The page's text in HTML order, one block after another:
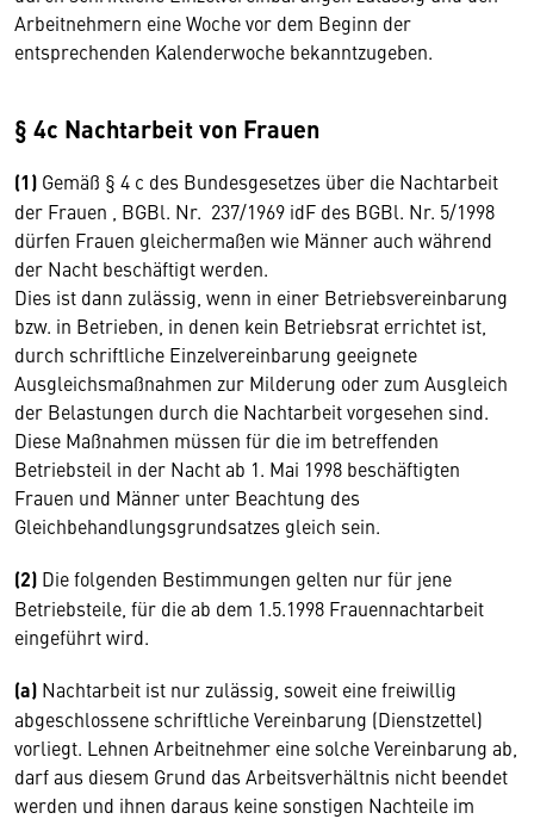
Arbeitnehmern eine Woche vor dem Beginn der
entsprechenden Kalenderwoche bekanntzugeben.
§ 4c Nachtarbeit von Frauen
(1) Gemäß § 4 c des Bundesgesetzes über die Nachtarbeit
der Frauen , BGBl. Nr. 237/1969 idF des BGBl. Nr. 5/1998
dürfen Frauen gleichermaßen wie Männer auch während
der Nacht beschäftigt werden.
Dies ist dann zulässig, wenn in einer Betriebsvereinbarung
bzw. in Betrieben, in denen kein Betriebsrat errichtet ist,
durch schriftliche Einzelvereinbarung geeignete
Ausgleichsmaßnahmen zur Milderung oder zum Ausgleich
der Belastungen durch die Nachtarbeit vorgesehen sind.
Diese Maßnahmen müssen für die im betreffenden
Betriebsteil in der Nacht ab 1. Mai 1998 beschäftigten
Frauen und Männer unter Beachtung des
Gleichbehandlungsgrundsatzes gleich sein.
(2) Die folgenden Bestimmungen gelten nur für jene
Betriebsteile, für die ab dem 1.5.1998 Frauennachtarbeit
eingeführt wird.
(a) Nachtarbeit ist nur zulässig, soweit eine freiwillig
abgeschlossene schriftliche Vereinbarung (Dienstzettel)
vorliegt. Lehnen Arbeitnehmer eine solche Vereinbarung ab,
darf aus diesem Grund das Arbeitsverhältnis nicht beendet
werden und ihnen daraus keine sonstigen Nachteile im